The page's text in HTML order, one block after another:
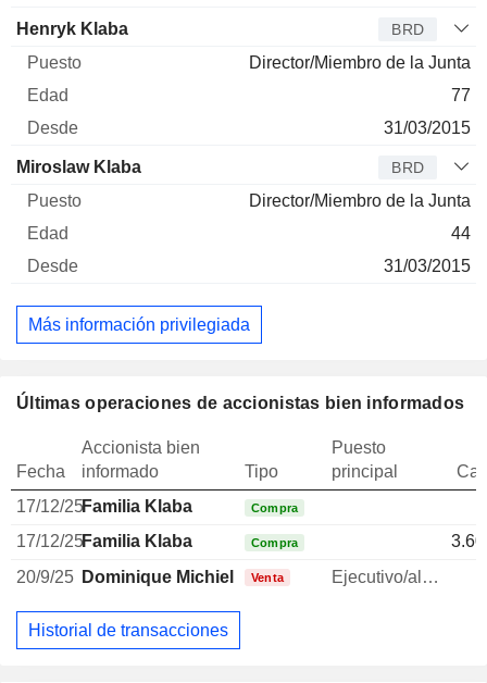
Henryk Klaba BRD
Director/Miembro de la Junta
77
31/03/2015
Miroslaw Klaba BRD
Director/Miembro de la Junta
44
31/03/2015
Más información privilegiada
Últimas operaciones de accionistas bien informados
Fecha
Accionista bien
informado
Tipo
Puesto
principal
17/12/25Familia Klaba Compra
17/12/25Familia Klaba Compra
20/9/25 Dominique Michiels Venta Ejecutivo/alto directivo
Historial de transacciones